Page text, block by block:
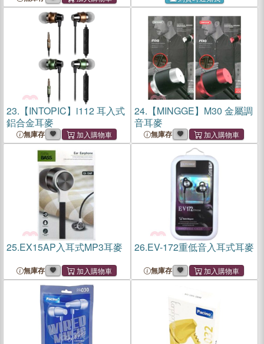
23. 【INTOPIC】i112 耳入式
鋁合金耳麥
無庫存
24. 【MINGGE】M30 金屬調
音耳麥
無庫存
25.EX15AP入耳式MP3耳麥
無庫存
26.EV-172重低音入耳式耳麥
無庫存